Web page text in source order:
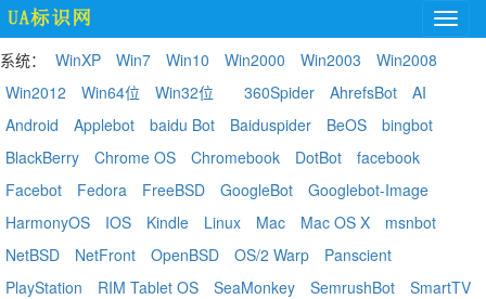
系统： WinXP Win7 Win10 Win2000 Win2003
Win2008
Win2012
Win64位 Win32位 360Spider AhrefsBot
AI
Android
Applebot baidu Bot Baiduspider BeOS
bingbot
BlackBerry
Chrome OS Chromebook DotBot
facebook
Facebot
Fedora FreeBSD GoogleBot
Googlebot-Image
HarmonyOS
IOS Kindle Linux Mac Mac OS X
msnbot
NetBSD
NetFront OpenBSD OS/2 Warp
Panscient
PlayStation
RIM Tablet OS SeaMonkey SemrushBot
SmartTV